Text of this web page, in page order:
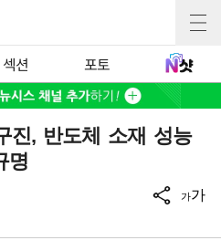
섹션 포토
진, 반도체 소재 성능
명
가가